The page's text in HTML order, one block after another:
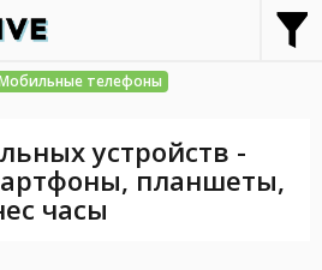
телефоны
устройств -
планшеты,
часы